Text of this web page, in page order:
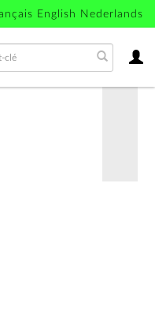
English Nederlands